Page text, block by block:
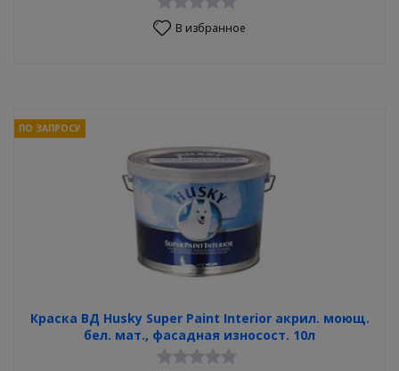
В избранное
Краска ВД Husky Super Paint Interior акрил. моющ.
бел. мат., фасадная износост. 10л
ПО ЗАПРОСУ